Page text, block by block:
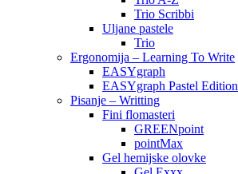
Trio Scribbi
Uljane pastele
Trio
Ergonomija – Learning To Write
EASYgraph
EASYgraph Pastel Edition
Pisanje – Writting
Fini flomasteri
GREENpoint
pointMax
Gel hemijske olovke